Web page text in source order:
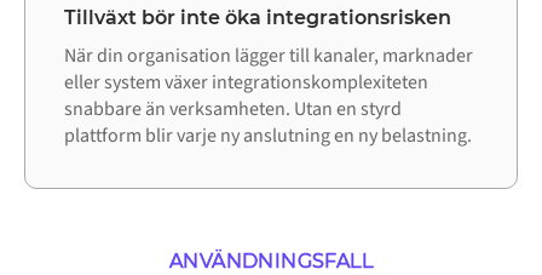
Tillväxt bör inte öka integrationsrisken
När din organisation lägger till kanaler, marknader
eller system växer integrationskomplexiteten
snabbare än verksamheten. Utan en styrd
plattform blir varje ny anslutning en ny belastning.
ANVÄNDNINGSFALL